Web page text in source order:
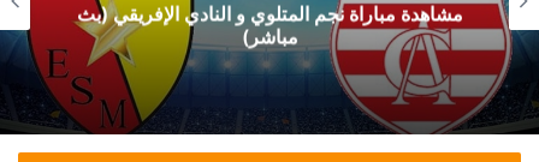
مشاهدة مباراة نجم المتلوي و النادي الإفريقي (بث
مباشر)